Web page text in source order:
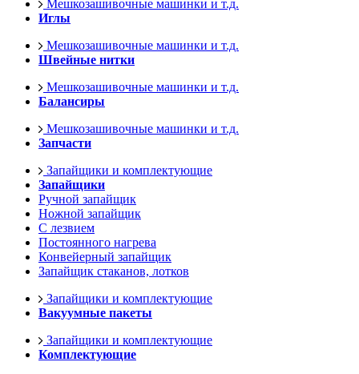
Мешкозашивочные машинки и т.д.
Иглы
Мешкозашивочные машинки и т.д.
Швейные нитки
Мешкозашивочные машинки и т.д.
Балансиры
Мешкозашивочные машинки и т.д.
Запчасти
Запайщики и комплектующие
Запайщики
Ручной запайщик
Ножной запайщик
С лезвием
Постоянного нагрева
Конвейерный запайщик
Запайщик стаканов, лотков
Запайщики и комплектующие
Вакуумные пакеты
Запайщики и комплектующие
Комплектующие